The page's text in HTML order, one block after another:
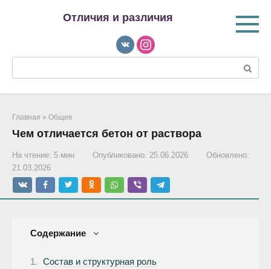
Отличия и различия
Главная » Общее
Чем отличается бетон от раствора
На чтение: 5 мин Опубликовано: 25.06.2026
Обновлено:
21.03.2026
Содержание
Состав и структурная роль